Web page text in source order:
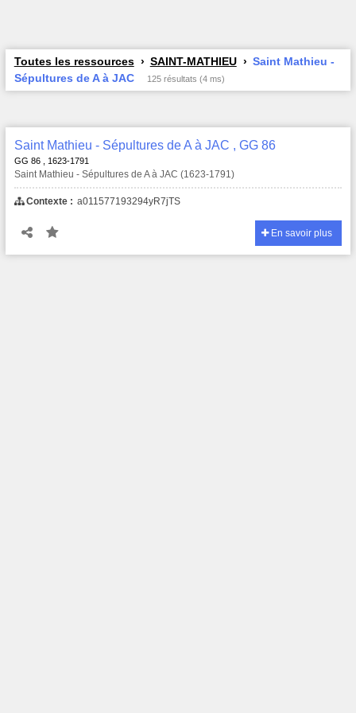
Toutes les ressources SAINT-MATHIEU
Saint Mathieu -
Sépultures de A à JAC
125 résultats (4 ms)
Saint Mathieu - Sépultures de A à JAC , GG 86
GG 86 , 1623-1791
Saint Mathieu - Sépultures de A à JAC (1623-1791)
Contexte : a011577193294yR7jTS
En savoir plus